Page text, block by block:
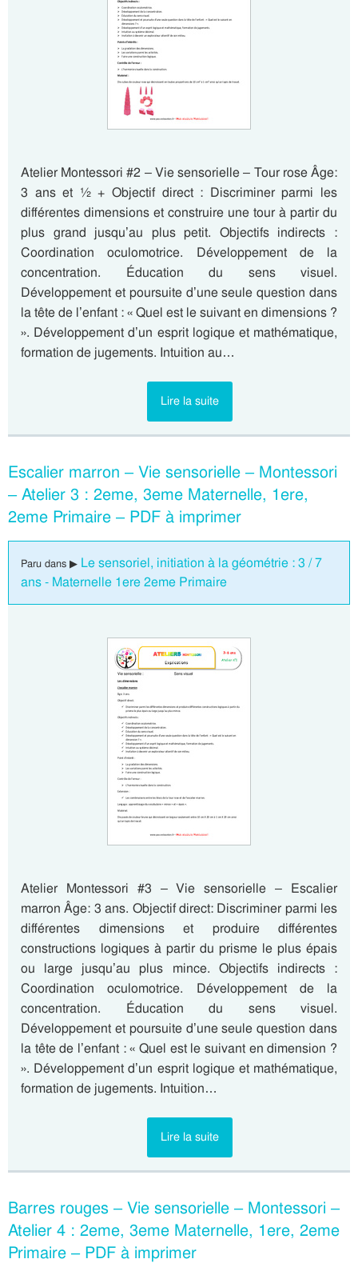
Atelier Montessori #2 – Vie sensorielle – Tour rose Âge:
3 ans et ½ + Objectif direct : Discriminer parmi les
différentes dimensions et construire une tour à partir du
plus grand jusqu’au plus petit. Objectifs indirects :
Coordination oculomotrice. Développement de la
concentration. Éducation du sens visuel.
Développement et poursuite d’une seule question dans
la tête de l’enfant : « Quel est le suivant en dimensions ?
». Développement d’un esprit logique et mathématique,
formation de jugements. Intuition au…
Lire la suite
Escalier marron – Vie sensorielle – Montessori
– Atelier 3 : 2eme, 3eme Maternelle, 1ere,
2eme Primaire – PDF à imprimer
Paru dans ▶ Le sensoriel, initiation à la géométrie : 3 / 7
ans - Maternelle 1ere 2eme Primaire
Atelier Montessori #3 – Vie sensorielle – Escalier
marron Âge: 3 ans. Objectif direct: Discriminer parmi les
différentes dimensions et produire différentes
constructions logiques à partir du prisme le plus épais
ou large jusqu’au plus mince. Objectifs indirects :
Coordination oculomotrice. Développement de la
concentration. Éducation du sens visuel.
Développement et poursuite d’une seule question dans
la tête de l’enfant : « Quel est le suivant en dimension ?
». Développement d’un esprit logique et mathématique,
formation de jugements. Intuition…
Lire la suite
Barres rouges – Vie sensorielle – Montessori –
Atelier 4 : 2eme, 3eme Maternelle, 1ere, 2eme
Primaire – PDF à imprimer